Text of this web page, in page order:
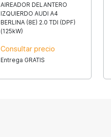
AIREADOR DELANTERO
IZQUIERDO AUDI A4
BERLINA (8E) 2.0 TDI (DPF)
(125kW)
Consultar precio
Entrega GRATIS